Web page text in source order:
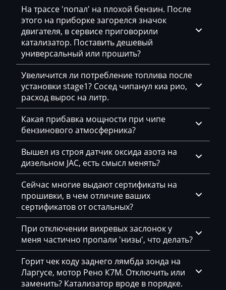
Dacia
Daewoo
DAF
Daihatsu
Dammann
Derways
Deutz
Dewulf
Dieci
Dodge
Dongfeng
Doosan
Doppstadt
Dynapac
EcoLog
Simos 6xx
Simos 7xx
Simos 8xx
На трассе 'попал' на плохой бензин. После
этого на приборке загорелся значок
двигателя, в сервисе приговорили
катализатор. Поставить дешевый
универсальный или прошить?
Увеличится ли потребление топлива после
установки stage1? Сосед чипанул киа рио,
расход вырос на литр.
Какая прибавка мощности при чипе
бензинового атмосферника?
Вышел из строя датчик оксида азота на
дизельном JAC, есть смысл менять?
Сейчас многие выдают сертификаты на
прошивки, в чем отличие ваших
сертификатов от остальных?
При отключении вихревых заслонок у
меня частично пропали 'низы', что делать?
Горит чек коду заднего лямбда зонда на
Ларгусе, мотор Рено К7М. Отключить или
заменить? Катализатор вроде в порядке.